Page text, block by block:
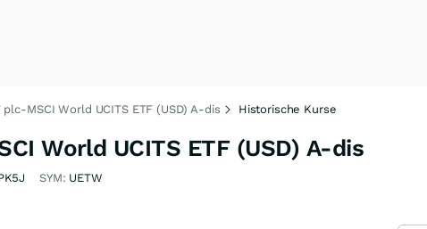
plc-MSCI World UCITS ETF (USD) A-dis Historische Kurse
World UCITS ETF (USD) A-dis
SYM: UETW